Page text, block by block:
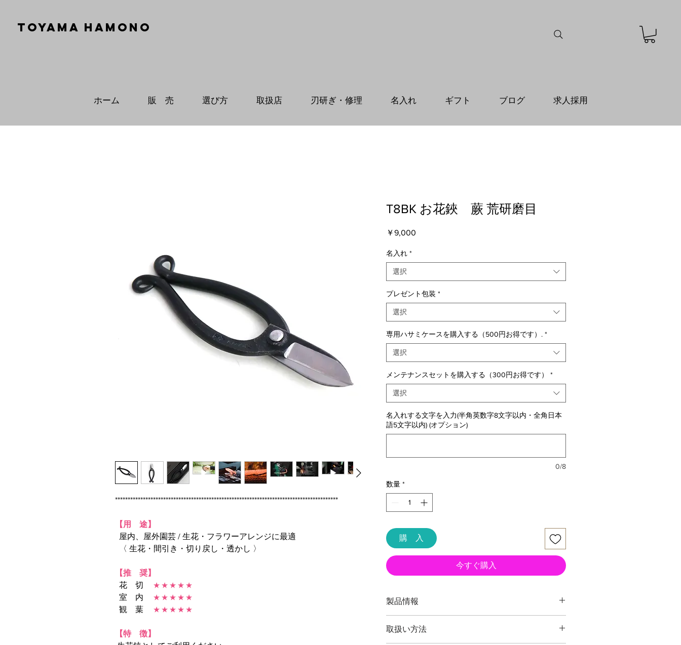
TOYAMA HAMONO
ホーム 販 売 選び方 取扱店 刃研ぎ・修理 名入れ ギフト ブログ 求人採用
****************************************************************************************
【用 途】
屋内、屋外園芸 / 生花・フラワーアレンジに最適
〈 生花・間引き・切り戻し・透かし 〉
【推 奨】
花 切 ★ ★ ★ ★ ★
室 内 ★ ★ ★ ★ ★
観 葉 ★ ★ ★ ★ ★
【特 徴】
T8BK お花鋏 蕨 荒研磨目
￥9,000
名入れ *
選択
プレゼント包装 *
選択
専用ハサミケースを購入する（500円お得です）. *
選択
メンテナンスセットを購入する（300円お得です） *
選択
名入れする文字を入力(半角英数字8文字以内・全角日本
語5文字以内) (オプション)
0/8
数量 *
購 入
今すぐ購入
製品情報
全長：約１６５ミリ
重量：約１５０グラム
取扱い方法